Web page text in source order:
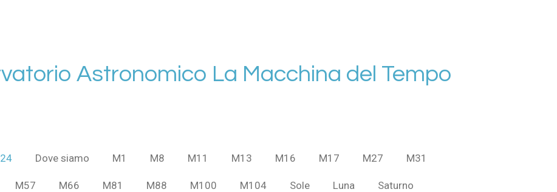
Astronomico La Macchina del Tempo
Dove siamo M1 M8 M11 M13 M16 M17 M27 M31
M57 M66 M81 M88 M100 M104 Sole Luna Saturno